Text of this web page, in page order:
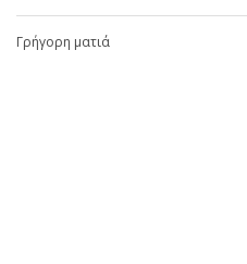
Γρήγορη ματιά